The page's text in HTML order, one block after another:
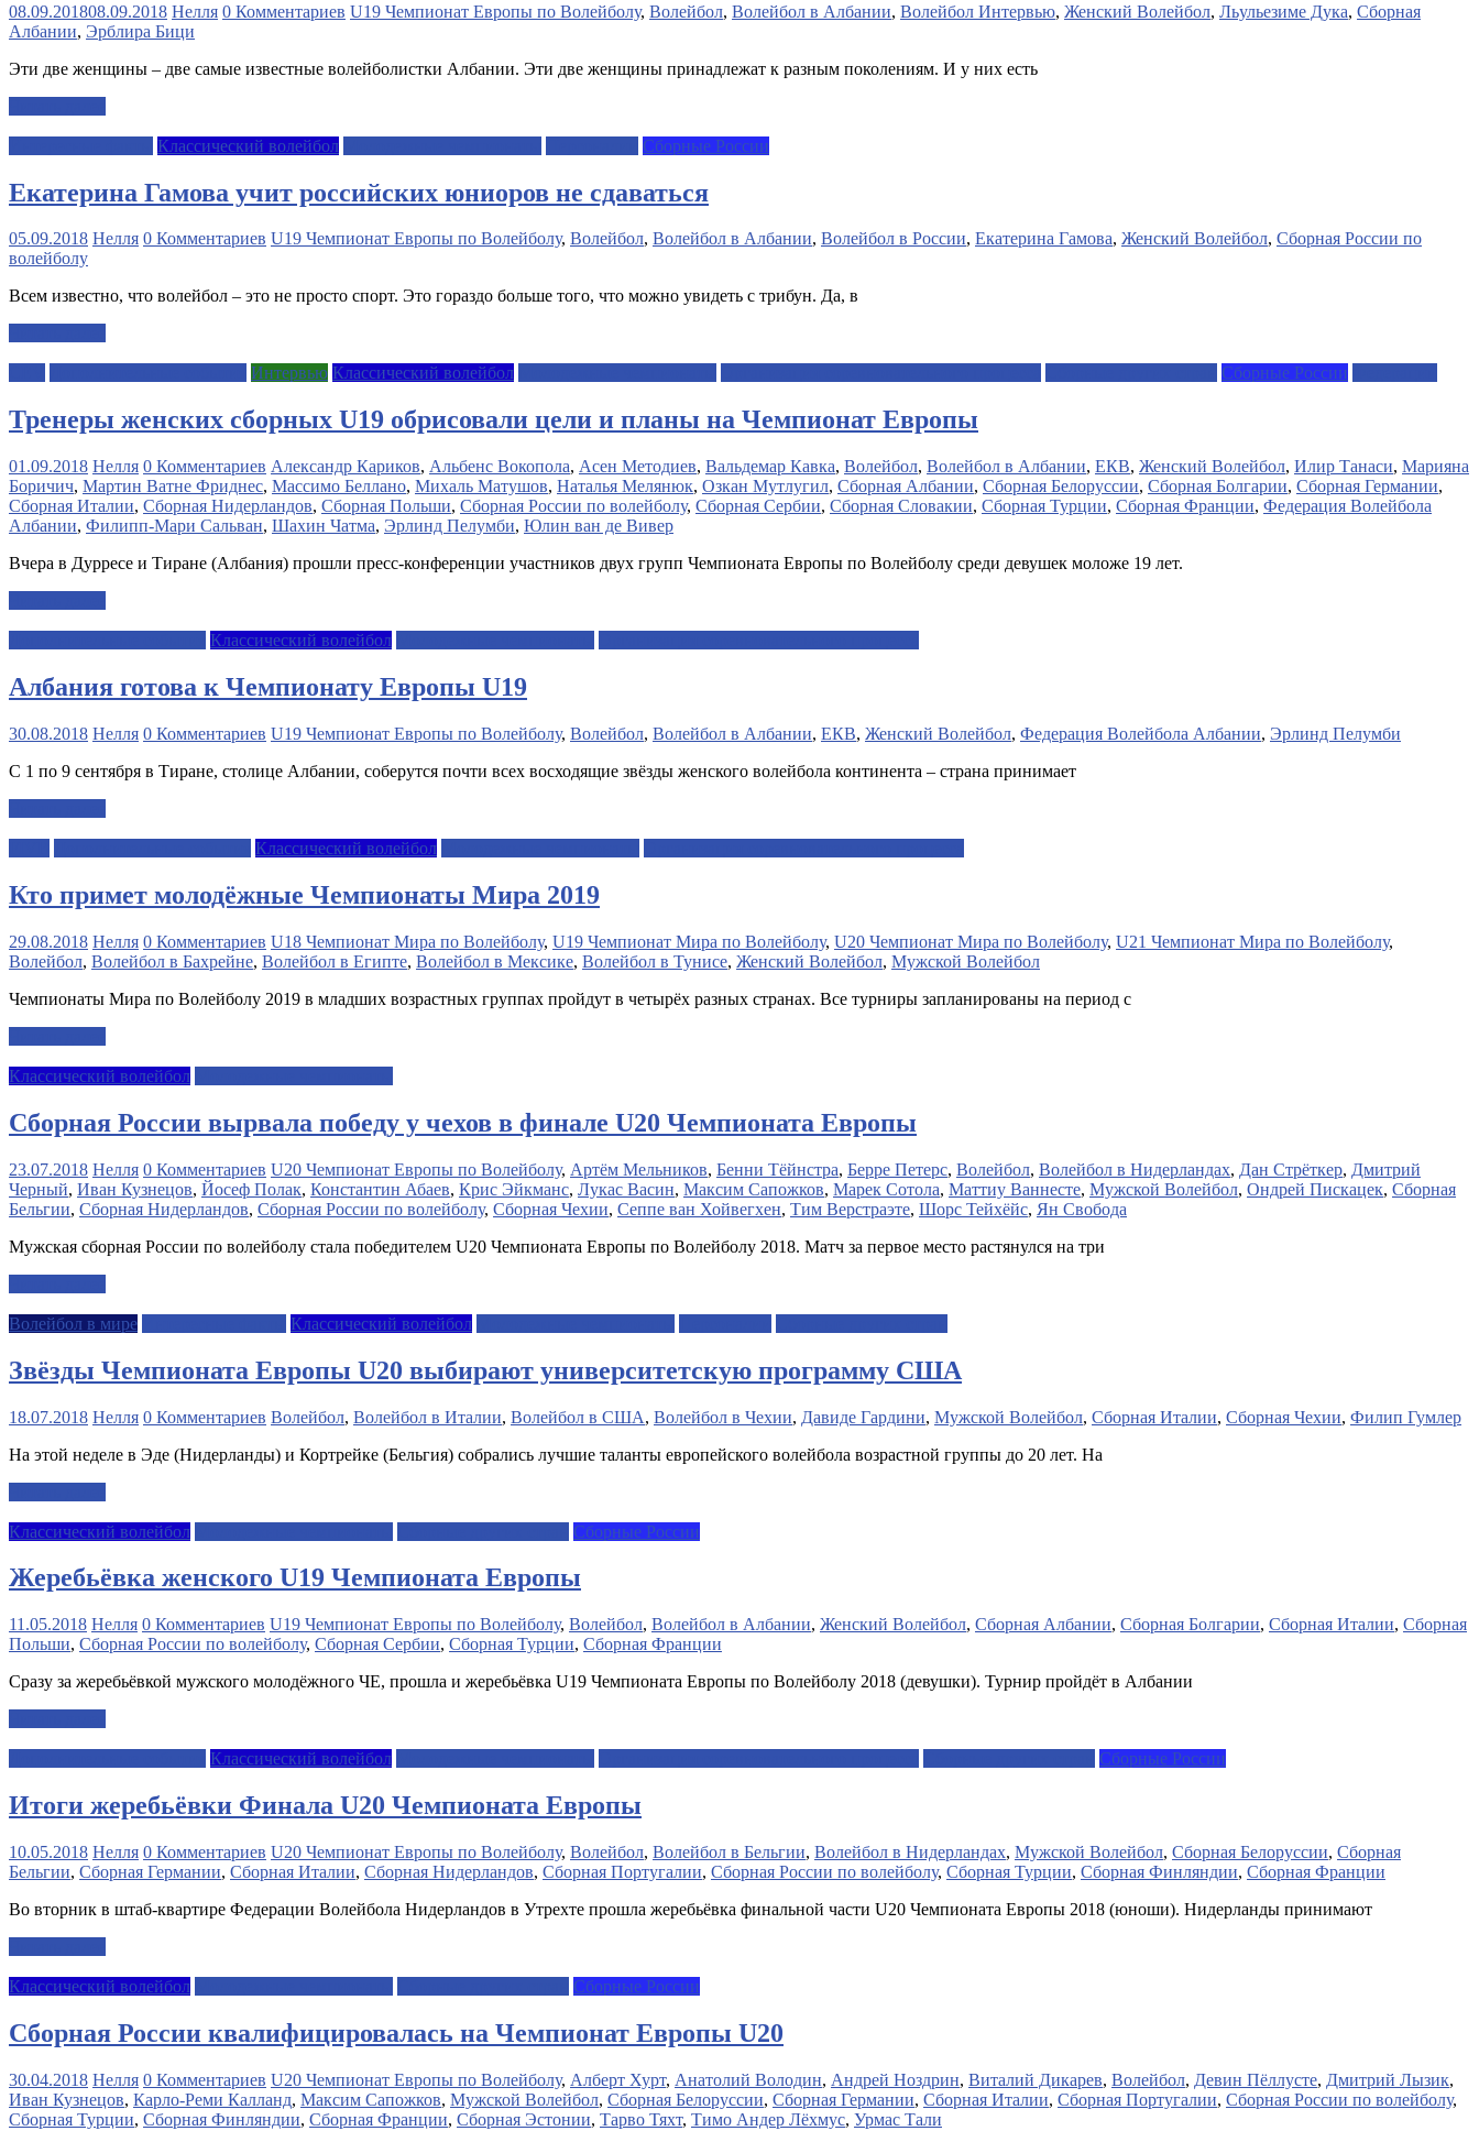
08.09.201808.09.2018 Нелля 0 Комментариев U19 Чемпионат Европы по Волейболу, Волейбол, Волейбол в Албании, Волейбол Интервью, Женский Волейбол, Льульезиме Дука, Сборная
Албании, Эрблира Бици
Эти две женщины – две самые известные волейболистки Албании. Эти две женщины принадлежат к разным поколениям. И у них есть
Классический волейбол Сборные России
Екатерина Гамова учит российских юниоров не сдаваться
05.09.2018 Нелля 0 Комментариев U19 Чемпионат Европы по Волейболу, Волейбол, Волейбол в Албании, Волейбол в России, Екатерина Гамова, Женский Волейбол, Сборная России по
волейболу
Всем известно, что волейбол – это не просто спорт. Это гораздо больше того, что можно увидеть с трибун. Да, в
Интервью Классический волейбол Сборные России
Тренеры женских сборных U19 обрисовали цели и планы на Чемпионат Европы
01.09.2018 Нелля 0 Комментариев Александр Кариков, Альбенс Вокопола, Асен Методиев, Вальдемар Кавка, Волейбол, Волейбол в Албании, ЕКВ, Женский Волейбол, Илир Танаси, Марияна
Боричич, Мартин Ватне Фриднес, Массимо Беллано, Михаль Матушов, Наталья Мелянюк, Озкан Мутлугил, Сборная Албании, Сборная Белоруссии, Сборная Болгарии, Сборная Германии,
Сборная Италии, Сборная Нидерландов, Сборная Польши, Сборная России по волейболу, Сборная Сербии, Сборная Словакии, Сборная Турции, Сборная Франции, Федерация Волейбола
Албании, Филипп-Мари Сальван, Шахин Чатма, Эрлинд Пелумби, Юлин ван де Вивер
Вчера в Дурресе и Тиране (Албания) прошли пресс-конференции участников двух групп Чемпионата Европы по Волейболу среди девушек моложе 19 лет.
Классический волейбол
Албания готова к Чемпионату Европы U19
30.08.2018 Нелля 0 Комментариев U19 Чемпионат Европы по Волейболу, Волейбол, Волейбол в Албании, ЕКВ, Женский Волейбол, Федерация Волейбола Албании, Эрлинд Пелумби
С 1 по 9 сентября в Тиране, столице Албании, соберутся почти всех восходящие звёзды женского волейбола континента – страна принимает
Классический волейбол
Кто примет молодёжные Чемпионаты Мира 2019
29.08.2018 Нелля 0 Комментариев U18 Чемпионат Мира по Волейболу, U19 Чемпионат Мира по Волейболу, U20 Чемпионат Мира по Волейболу, U21 Чемпионат Мира по Волейболу,
Волейбол, Волейбол в Бахрейне, Волейбол в Египте, Волейбол в Мексике, Волейбол в Тунисе, Женский Волейбол, Мужской Волейбол
Чемпионаты Мира по Волейболу 2019 в младших возрастных группах пройдут в четырёх разных странах. Все турниры запланированы на период с
Классический волейбол
Сборная России вырвала победу у чехов в финале U20 Чемпионата Европы
23.07.2018 Нелля 0 Комментариев U20 Чемпионат Европы по Волейболу, Артём Мельников, Бенни Тёйнстра, Берре Петерс, Волейбол, Волейбол в Нидерландах, Дан Стрёткер, Дмитрий
Черный, Иван Кузнецов, Йосеф Полак, Константин Абаев, Крис Эйкманс, Лукас Васин, Максим Сапожков, Марек Сотола, Маттиу Ваннесте, Мужской Волейбол, Ондрей Пискацек, Сборная
Бельгии, Сборная Нидерландов, Сборная России по волейболу, Сборная Чехии, Сеппе ван Хойвегхен, Тим Верстраэте, Шорс Тейхёйс, Ян Свобода
Мужская сборная России по волейболу стала победителем U20 Чемпионата Европы по Волейболу 2018. Матч за первое место растянулся на три
Волейбол в мире Классический волейбол
Звёзды Чемпионата Европы U20 выбирают университетскую программу США
18.07.2018 Нелля 0 Комментариев Волейбол, Волейбол в Италии, Волейбол в США, Волейбол в Чехии, Давиде Гардини, Мужской Волейбол, Сборная Италии, Сборная Чехии, Филип Гумлер
На этой неделе в Эде (Нидерланды) и Кортрейке (Бельгия) собрались лучшие таланты европейского волейбола возрастной группы до 20 лет. На
Классический волейбол Сборные России
Жеребьёвка женского U19 Чемпионата Европы
11.05.2018 Нелля 0 Комментариев U19 Чемпионат Европы по Волейболу, Волейбол, Волейбол в Албании, Женский Волейбол, Сборная Албании, Сборная Болгарии, Сборная Италии, Сборная
Польши, Сборная России по волейболу, Сборная Сербии, Сборная Турции, Сборная Франции
Сразу за жеребьёвкой мужского молодёжного ЧЕ, прошла и жеребьёвка U19 Чемпионата Европы по Волейболу 2018 (девушки). Турнир пройдёт в Албании
Классический волейбол Сборные России
Итоги жеребьёвки Финала U20 Чемпионата Европы
10.05.2018 Нелля 0 Комментариев U20 Чемпионат Европы по Волейболу, Волейбол, Волейбол в Бельгии, Волейбол в Нидерландах, Мужской Волейбол, Сборная Белоруссии, Сборная
Бельгии, Сборная Германии, Сборная Италии, Сборная Нидерландов, Сборная Португалии, Сборная России по волейболу, Сборная Турции, Сборная Финляндии, Сборная Франции
Во вторник в штаб-квартире Федерации Волейбола Нидерландов в Утрехте прошла жеребьёвка финальной части U20 Чемпионата Европы 2018 (юноши). Нидерланды принимают
Классический волейбол Сборные России
Сборная России квалифицировалась на Чемпионат Европы U20
30.04.2018 Нелля 0 Комментариев U20 Чемпионат Европы по Волейболу, Алберт Хурт, Анатолий Володин, Андрей Ноздрин, Виталий Дикарев, Волейбол, Девин Пёллусте, Дмитрий Лызик,
Иван Кузнецов, Карло-Реми Калланд, Максим Сапожков, Мужской Волейбол, Сборная Белоруссии, Сборная Германии, Сборная Италии, Сборная Португалии, Сборная России по волейболу,
Сборная Турции, Сборная Финляндии, Сборная Франции, Сборная Эстонии, Тарво Тяхт, Тимо Андер Лёхмус, Урмас Тали